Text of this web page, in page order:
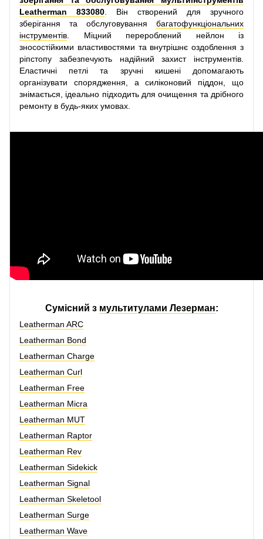
Leatherman 833080 . Він створений для зручного
зберігання та обслуговування багатофункціональних
інструментів . Міцний перероблений нейлон із
зносостійкими властивостями та внутрішнє оздоблення з
ріпстопу забезпечують надійний захист інструментів.
Еластичні петлі та зручні кишені допомагають
організувати спорядження, а силіконовий піддон, що
знімається, ідеально підходить для очищення та дрібного
ремонту в будь-яких умовах.
Сумісний з мультитулами Лезерман:
Leatherman ARC
Leatherman Bond
Leatherman Charge
Leatherman Curl
Leatherman Free
Leatherman Micra
Leatherman MUT
Leatherman Raptor
Leatherman Rev
Leatherman Sidekick
Leatherman Signal
Leatherman Skeletool
Leatherman Surge
Leatherman Wave